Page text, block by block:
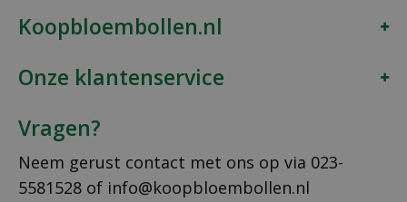
Koopbloembollen.nl
Onze klantenservice
Vragen?
Neem gerust contact met ons op via 023-
5581528 of info@koopbloembollen.nl